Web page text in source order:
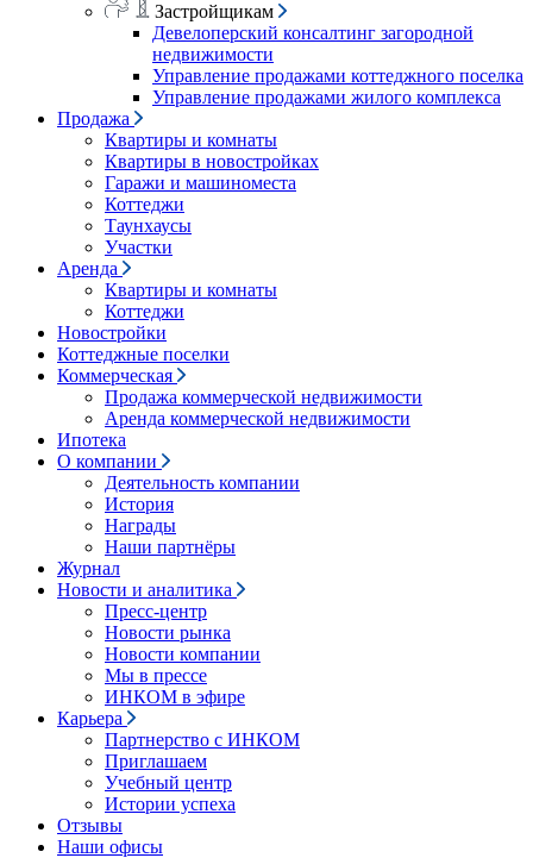
Застройщикам
Девелоперский консалтинг загородной
недвижимости
Управление продажами коттеджного поселка
Управление продажами жилого комплекса
Продажа
Квартиры и комнаты
Квартиры в новостройках
Гаражи и машиноместа
Коттеджи
Таунхаусы
Участки
Аренда
Квартиры и комнаты
Коттеджи
Новостройки
Коттеджные поселки
Коммерческая
Продажа коммерческой недвижимости
Аренда коммерческой недвижимости
Ипотека
О компании
Деятельность компании
История
Награды
Наши партнёры
Журнал
Новости и аналитика
Пресс-центр
Новости рынка
Новости компании
Мы в прессе
ИНКОМ в эфире
Карьера
Партнерство с ИНКОМ
Приглашаем
Учебный центр
Истории успеха
Отзывы
Наши офисы